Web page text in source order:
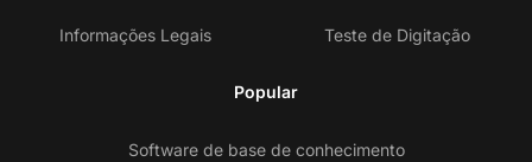
Informações Legais Teste de Digitação
Popular
Software de base de conhecimento